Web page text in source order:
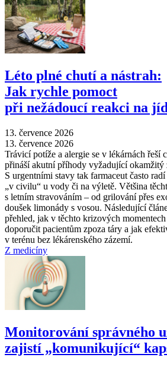
Léto plné chutí a nástrah:
Jak rychle pomoct
při nežádoucí reakci na
13. července 2026
13. července 2026
Trávicí potíže a alergie se v lékárnách řeší
přináší akutní příhody vyžadující okamžitý
S urgentními stavy tak farmaceut často
„v civilu“ u vody či na výletě. Většina
s letním stravováním –⁠ od grilování přes
doušek limonády s vosou. Následující
přehled, jak v těchto krizových
doporučit pacientům zpoza táry a jak
v terénu bez lékárenského zázemí.
Z medicíny
Monitorování správného
zajistí „komunikující“